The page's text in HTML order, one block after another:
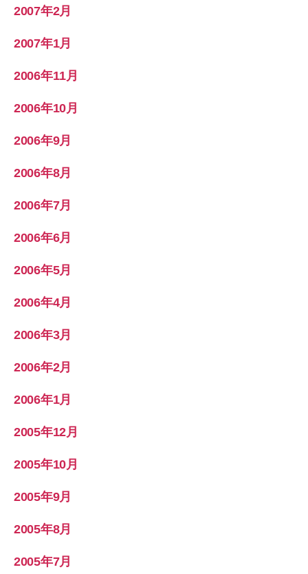
2007年2月
2007年1月
2006年11月
2006年10月
2006年9月
2006年8月
2006年7月
2006年6月
2006年5月
2006年4月
2006年3月
2006年2月
2006年1月
2005年12月
2005年10月
2005年9月
2005年8月
2005年7月